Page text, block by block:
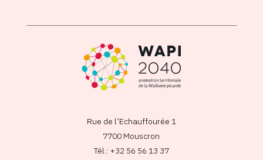
Rue de l’Echauffourée 1
7700 Mouscron
Tél.: +32 56 56 13 37